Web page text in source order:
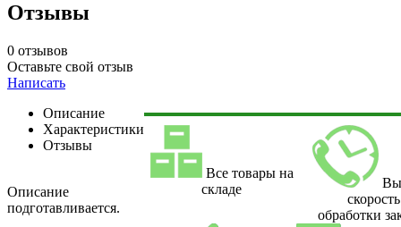
Отзывы
0 отзывов
Оставьте свой отзыв
Написать
Описание
Характеристики
Отзывы
Описание
подготавливается.
Все товары на
складе
скорость
обработки